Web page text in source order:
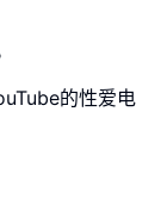
的性爱电